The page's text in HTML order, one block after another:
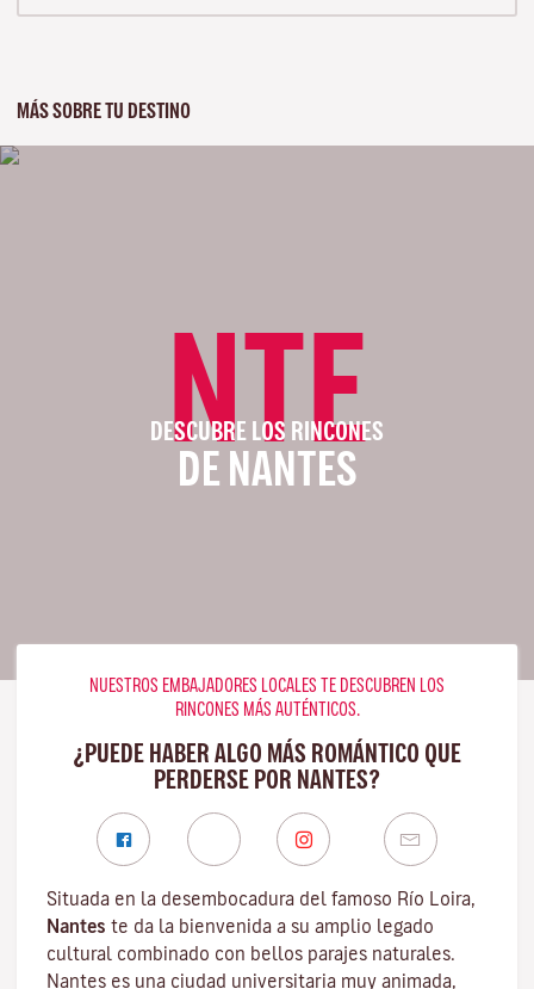
MÁS SOBRE TU DESTINO
NTE
DESCUBRE LOS RINCONES
DE NANTES
NUESTROS EMBAJADORES LOCALES TE DESCUBREN LOS
RINCONES MÁS AUTÉNTICOS.
¿PUEDE HABER ALGO MÁS ROMÁNTICO QUE
PERDERSE POR NANTES?
Situada en la desembocadura del famoso Río Loira,
Nantes te da la bienvenida a su amplio legado
cultural combinado con bellos parajes naturales.
Nantes es una ciudad universitaria muy animada,